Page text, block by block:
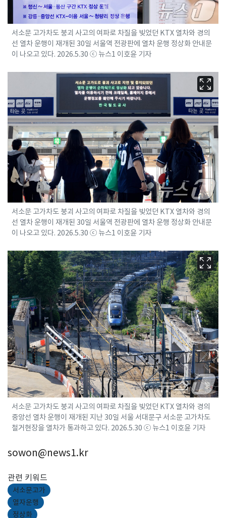
서소문 고가차도 붕괴 사고의 여파로 차질을 빚었던 KTX 열차와 경의
선 열차 운행이 재개된 30일 서울역 전광판에 열차 운행 정상화 안내문
이 나오고 있다. 2026.5.30 ⓒ 뉴스1 이호윤 기자
서소문 고가차도 붕괴 사고의 여파로 차질을 빚었던 KTX 열차와 경의
선 열차 운행이 재개된 30일 서울역 전광판에 열차 운행 정상화 안내문
이 나오고 있다. 2026.5.30 ⓒ 뉴스1 이호윤 기자
서소문 고가차도 붕괴 사고의 여파로 차질을 빚었던 KTX 열차와 경의
중앙선 열차 운행이 재개된 지난 30일 서울 서대문구 서소문 고가차도
철거현장을 열차가 통과하고 있다. 2026.5.30 ⓒ 뉴스1 이호윤 기자
sowon@news1.kr
관련 키워드
서소문고가
열자운행
정상화